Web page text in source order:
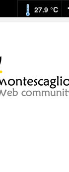
27.9 °C